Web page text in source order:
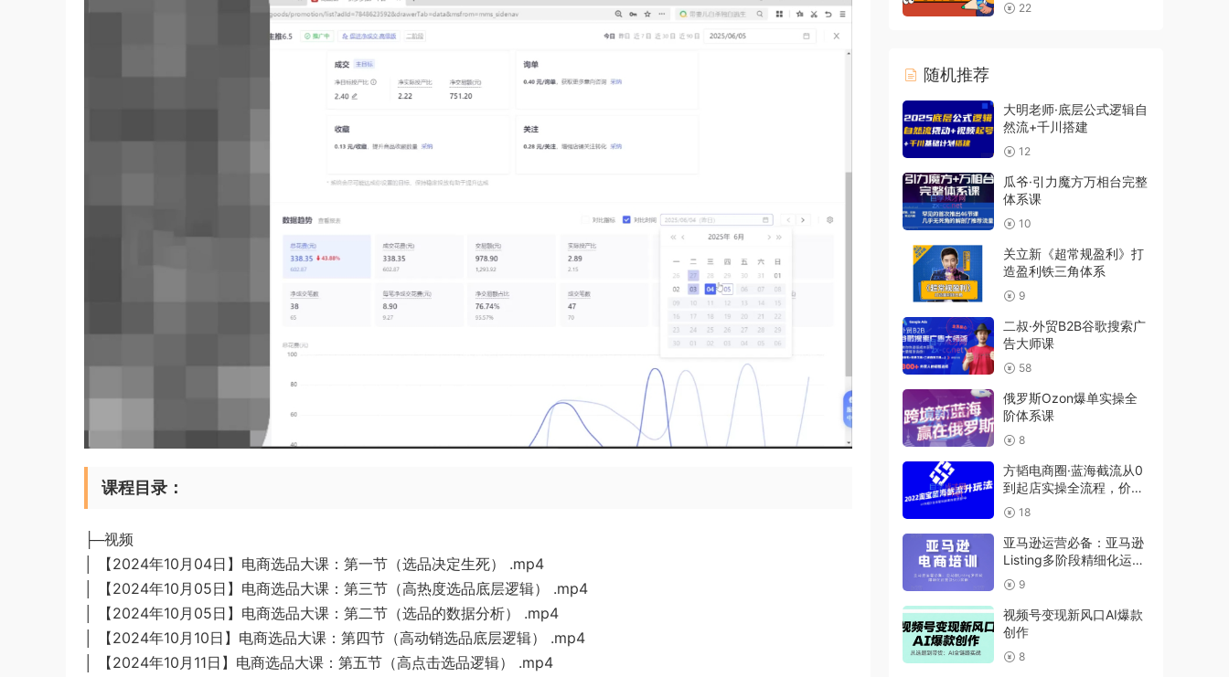
课程目录：
├─视频
│ 【2024年10月04日】电商选品大课：第一节（选品决定生死） .mp4
│ 【2024年10月05日】电商选品大课：第三节（高热度选品底层逻辑） .mp4
│ 【2024年10月05日】电商选品大课：第二节（选品的数据分析） .mp4
│ 【2024年10月10日】电商选品大课：第四节（高动销选品底层逻辑） .mp4
│ 【2024年10月11日】电商选品大课：第五节（高点击选品逻辑） .mp4
22
随机推荐
大明老师·底层公式逻辑自
然流+千川搭建
12
瓜爷·引力魔方万相台完整
体系课
10
关立新《超常规盈利》打
造盈利铁三角体系
9
二叔·外贸B2B谷歌搜索广
告大师课
58
俄罗斯Ozon爆单实操全
阶体系课
8
方韬电商圈·蓝海截流从0
到起店实操全流程，价值
999元
18
亚马逊运营必备：亚马逊
Listing多阶段精细化运营
及SEO策略
9
视频号变现新风口AI爆款
创作
8